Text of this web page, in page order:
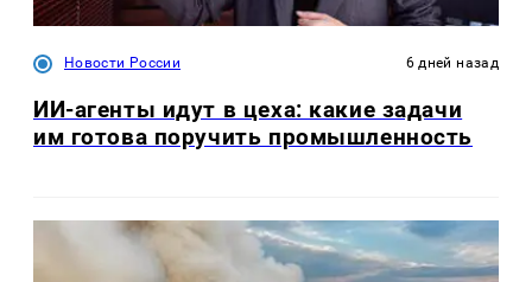
Новости России 6 дней назад
ИИ-агенты идут в цеха: какие задачи
им готова поручить промышленность